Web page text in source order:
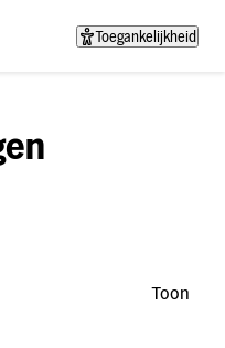
Toegankelijkheid
Toon